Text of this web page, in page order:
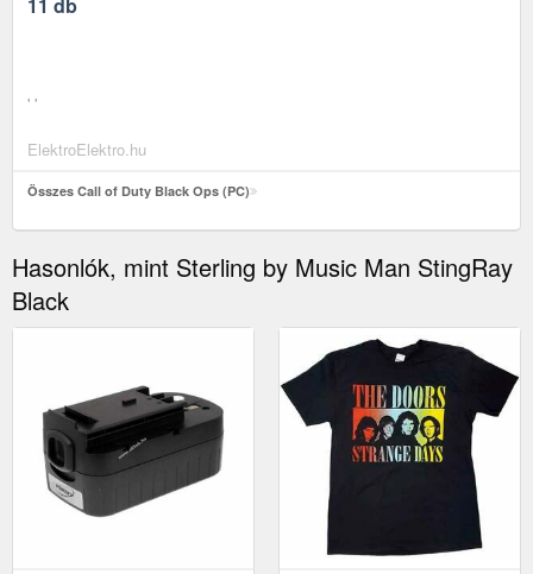
' '
ElektroElektro.hu
Összes Call of Duty Black Ops (PC)
Hasonlók, mint Sterling by Music Man StingRay
Black